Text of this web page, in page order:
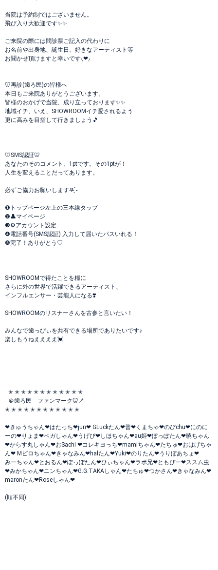
当院は予約制ではございません。
飛び入り大歓迎です✨✨
ご来院の際には問診票ご記入の代わりに
お名前や出身地、誕生日、好きなアーティスト等
お聞かせ頂けますと幸いです⸜❤︎⸝‍
🦷再診(歯ろ民)の皆様へ
本日もご来院ありがとうございます。
皆様のおかげで当院、成り立っております✨️✨️
地域イチ、いえ、SHOWROOMイチ愛されるよう
更に高みを目指して行きましょう🎵
🦷SMS認証🦷
あなたのそのコメント、1ptです。その1ptが！
人生を変えることだってあります。
必ずご協力お願いします‎𖤐 ̖́-‬
❶トップページ左上の三本線タップ
❷👤マイページ
❸⚙️アカウント設定
❹電話番号(SMS認証) 入力して届いたパスいれる！
❺完了！ありがとう♡
SHOWROOMで得たことを糧に
さらに外の世界で活躍できるアーティスト、
インフルエンサー・芸能人になる❣️
SHOWROOMのリスナーさんを古参と言いたい！
みんなで歯っぴぃを共有できる場所でありたいです♪
楽しもうねええええ💓
✭ ✭ ✭ ✭ ✭ ✭ ✭ ✭ ✭ ✭ ✭ ✭
＠歯ろ民 ファンマーク🦷🪥
✭ ✭ ✭ ✭ ✭ ✭ ✭ ✭ ✭ ✭ ✭ ✭
❤︎きゅうちゃん❤︎はたっち❤︎jun❤︎ GLuckたん❤︎普❤︎くまちゃ❤︎のびchu❤︎にのに
ーの❤︎りょま❤︎ベガしゃん❤︎うげぴ❤︎しほちゃん❤︎au姫❤︎ぼっぽたん❤︎暁ちゃん
❤︎からす丸しゃん❤︎おSachi ❤︎コレキヨっち❤︎mamiちゃん‪‪❤︎‬たちゅ‪‪❤︎‬おはげちゃ
ん❤︎ Mピロちゃん‪‪❤︎‬きゃなみん‪‪❤︎‬halたん‪‪❤︎‬Yuki‪‪❤︎‬のりたん‪‪❤︎‬うりぼあちょ‪‪❤︎‬
みーちゃん‪‪❤︎‬とおるん‪‪❤︎‬ぽっぽたん‪‪❤︎‬ひぃちゃん‪‪❤︎‬ラボ兄‪‪❤︎‬ともぴー‪‪❤︎‬ススム虫‪‪
❤︎‬みかちゃん‪‪❤︎‬ニンちゃん‪‪❤︎‬G.G.TAKAしゃん‪‪❤︎‬たちゅ‪‪❤︎‬つかさん‪‪❤︎‬きゃなみん‪‪❤︎‬
maronたん‪‪❤︎‬Roseしゃん❤︎
(順不同)